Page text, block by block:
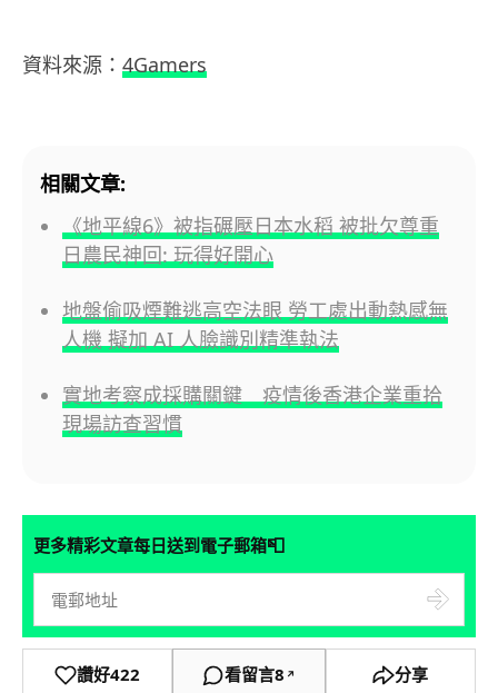
資料來源： 4Gamers
相關文章:
《地平線6》被指碾壓日本水稻 被批欠尊重
日農民神回: 玩得好開心
地盤偷吸煙難逃高空法眼 勞工處出動熱感無
人機 擬加 AI 人臉識別精準執法
實地考察成採購關鍵 疫情後香港企業重拾
現場訪查習慣
更多精彩文章每日送到電子郵箱📮
讚好422 看留言8 ↗ 分享